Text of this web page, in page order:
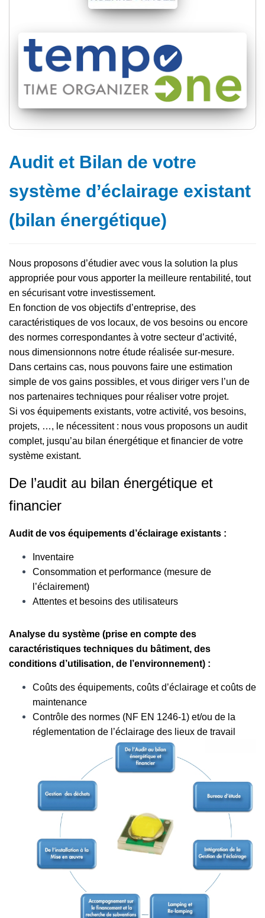
Audit et Bilan de votre
système d’éclairage existant
(bilan énergétique)
Nous proposons d’étudier avec vous la solution la plus
appropriée pour vous apporter la meilleure rentabilité, tout
en sécurisant votre investissement.
En fonction de vos objectifs d’entreprise, des
caractéristiques de vos locaux, de vos besoins ou encore
des normes correspondantes à votre secteur d’activité,
nous dimensionnons notre étude réalisée sur-mesure.
Dans certains cas, nous pouvons faire une estimation
simple de vos gains possibles, et vous diriger vers l’un de
nos partenaires techniques pour réaliser votre projet.
Si vos équipements existants, votre activité, vos besoins,
projets, …, le nécessitent : nous vous proposons un audit
complet, jusqu’au bilan énergétique et financier de votre
système existant.
De l’audit au bilan énergétique et
financier
Audit de vos équipements d’éclairage existants :
Inventaire
Consommation et performance (mesure de
l’éclairement)
Attentes et besoins des utilisateurs
Analyse du système (prise en compte des
caractéristiques techniques du bâtiment, des
conditions d’utilisation, de l’environnement) :
Coûts des équipements, coûts d’éclairage et coûts de
maintenance
Contrôle des normes (NF EN 1246-1) et/ou de la
réglementation de l’éclairage des lieux de travail